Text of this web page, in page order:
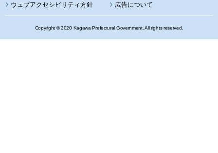
ウェブアクセシビリティ方針 広告について
Copyright © 2020 Kagawa Prefectural Government. All rights reserved.